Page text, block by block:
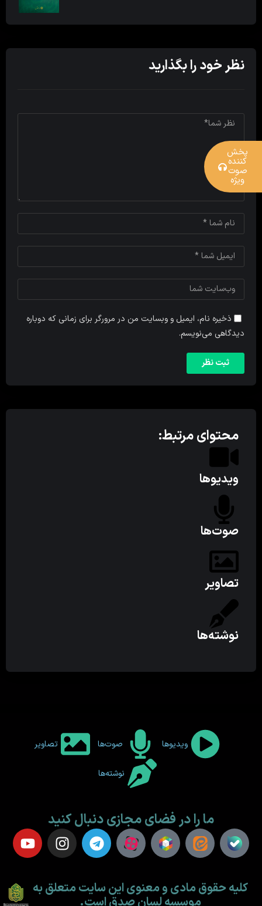
نظر خود را بگذارید
ذخیره نام، ایمیل و وبسایت من در مرورگر برای زمانی که دوباره
دیدگاهی می‌نویسم.
محتوای مرتبط:
ویدیوها
صوت‌ها
تصاویر
نوشته‌ها
ویدیوها صوت‌ها تصاویر
نوشته‌ها
ما را در فضای مجازی دنبال کنید
کلیه حقوق مادی و معنوی این سایت متعلق به
پخش
کننده
صوت
ویژه